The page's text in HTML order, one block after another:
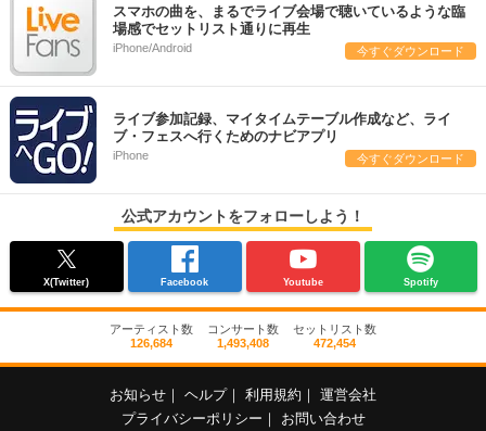
スマホの曲を、まるでライブ会場で聴いているような臨
場感でセットリスト通りに再生
iPhone/Android 今すぐダウンロード
ライブ参加記録、マイタイムテーブル作成など、ライ
ブ・フェスへ行くためのナビアプリ
iPhone 今すぐダウンロード
公式アカウントをフォローしよう！
X(Twitter) Facebook Youtube Spotify
アーティスト数
126,684
コンサート数
1,493,408
セットリスト数
472,454
お知らせ ヘルプ 利用規約
運営会社
プライバシーポリシー
お問い合わせ